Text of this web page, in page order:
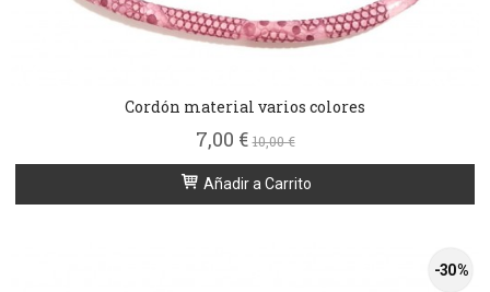
Cordón material varios colores
7,00 €10,00 €
Añadir a Carrito
-30 %